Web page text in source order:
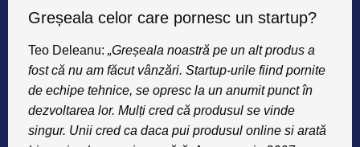
Greșeala celor care pornesc un startup?
Teo Deleanu: „Greșeala noastră pe un alt produs a
fost că nu am făcut vânzări. Startup-urile fiind pornite
de echipe tehnice, se opresc la un anumit punct în
dezvoltarea lor. Mulți cred că produsul se vinde
singur. Unii cred ca daca pui produsul online si arată